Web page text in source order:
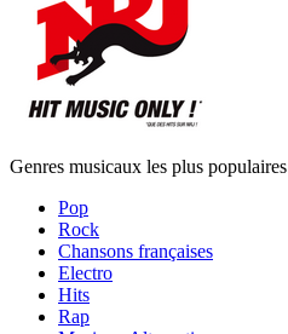
Genres musicaux les plus populaires
Pop
Rock
Chansons françaises
Electro
Hits
Rap